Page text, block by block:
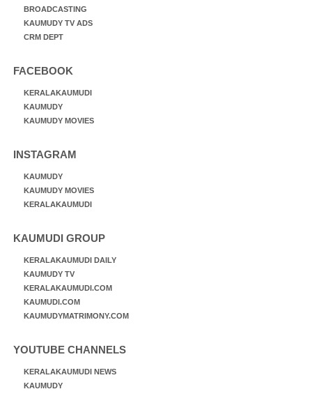
BROADCASTING
KAUMUDY TV ADS
CRM DEPT
FACEBOOK
KERALAKAUMUDI
KAUMUDY
KAUMUDY MOVIES
INSTAGRAM
KAUMUDY
KAUMUDY MOVIES
KERALAKAUMUDI
KAUMUDI GROUP
KERALAKAUMUDI DAILY
KAUMUDY TV
KERALAKAUMUDI.COM
KAUMUDI.COM
KAUMUDYMATRIMONY.COM
YOUTUBE CHANNELS
KERALAKAUMUDI NEWS
KAUMUDY